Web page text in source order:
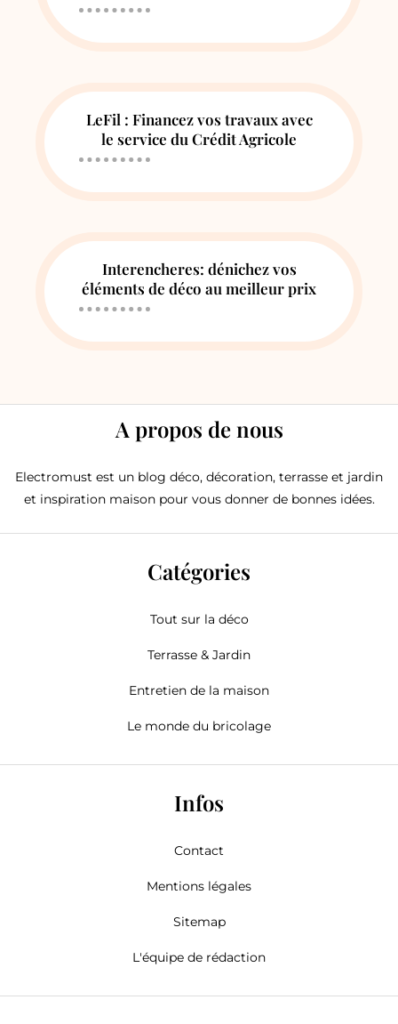
LeFil : Financez vos travaux avec
le service du Crédit Agricole
Interencheres: dénichez vos
éléments de déco au meilleur prix
A propos de nous
Electromust est un blog déco, décoration, terrasse et jardin
et inspiration maison pour vous donner de bonnes idées.
Catégories
Tout sur la déco
Terrasse & Jardin
Entretien de la maison
Le monde du bricolage
Infos
Contact
Mentions légales
Sitemap
L'équipe de rédaction